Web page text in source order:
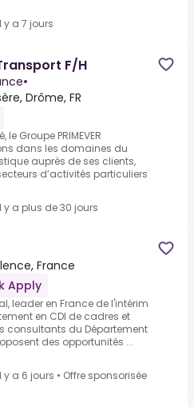
y a 7 jours
F/H
•
Drôme, FR
Groupe PRIMEVER
dans les domaines du
auprès de ses clients,
d’activités particuliers
y a plus de 30 jours
France
Apply
leader en France de l'intérim
en CDI de cadres et
consultants du Département
des opportunités ...
y a 6 jours • Offre sponsorisée